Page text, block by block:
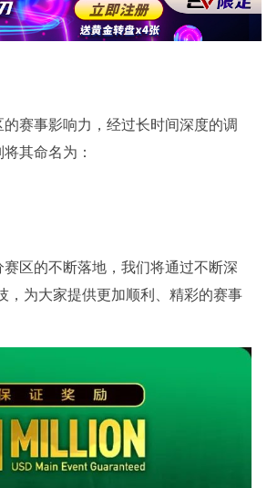
赛事影响力，经过长时间深度的调
其命名为：
区的不断落地，我们将通过不断深
，为大家提供更加顺利、精彩的赛事